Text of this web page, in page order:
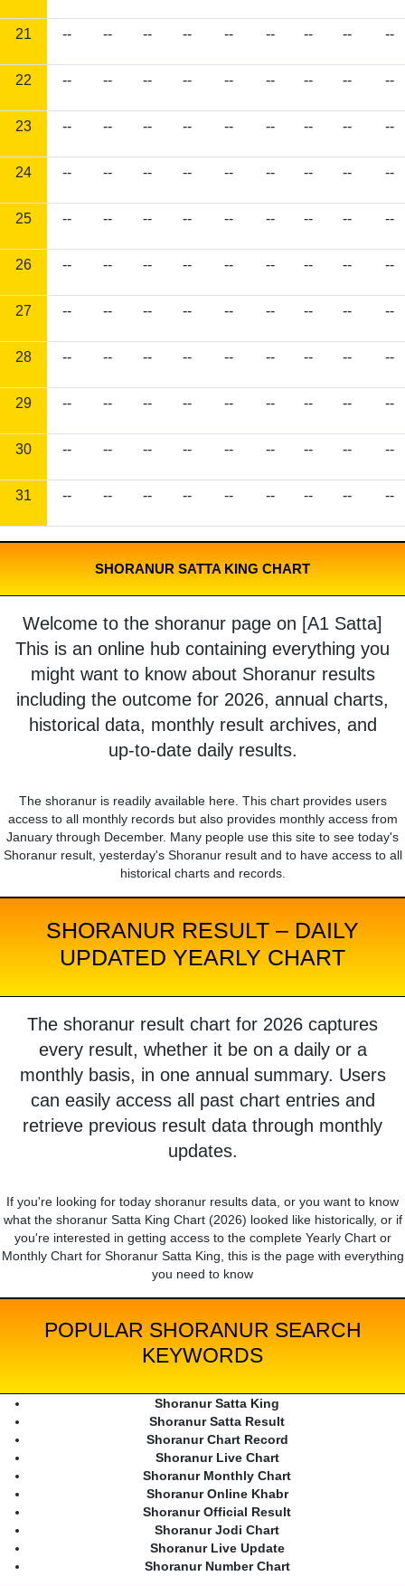
21 -- -- -- -- -- -- -- -- --
22 -- -- -- -- -- -- -- -- --
23 -- -- -- -- -- -- -- -- --
24 -- -- -- -- -- -- -- -- --
25 -- -- -- -- -- -- -- -- --
26 -- -- -- -- -- -- -- -- --
27 -- -- -- -- -- -- -- -- --
28 -- -- -- -- -- -- -- -- --
29 -- -- -- -- -- -- -- -- --
30 -- -- -- -- -- -- -- -- --
31 -- -- -- -- -- -- -- -- --
SHORANUR SATTA KING CHART
Welcome to the shoranur page on [A1 Satta]
This is an online hub containing everything you
might want to know about Shoranur results
including the outcome for 2026, annual charts,
historical data, monthly result archives, and
up-to-date daily results.
The shoranur is readily available here. This chart provides users
access to all monthly records but also provides monthly access from
January through December. Many people use this site to see today's
Shoranur result, yesterday's Shoranur result and to have access to all
historical charts and records.
SHORANUR RESULT – DAILY
UPDATED YEARLY CHART
The shoranur result chart for 2026 captures
every result, whether it be on a daily or a
monthly basis, in one annual summary. Users
can easily access all past chart entries and
retrieve previous result data through monthly
updates.
If you're looking for today shoranur results data, or you want to know
what the shoranur Satta King Chart (2026) looked like historically, or if
you're interested in getting access to the complete Yearly Chart or
Monthly Chart for Shoranur Satta King, this is the page with everything
you need to know
POPULAR SHORANUR SEARCH
KEYWORDS
Shoranur Satta King
Shoranur Satta Result
Shoranur Chart Record
Shoranur Live Chart
Shoranur Monthly Chart
Shoranur Online Khabr
Shoranur Official Result
Shoranur Jodi Chart
Shoranur Live Update
Shoranur Number Chart